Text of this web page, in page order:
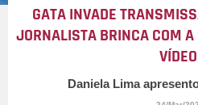
GATA INVADE
JORNALISTA BRINCA COM
Daniela Lima